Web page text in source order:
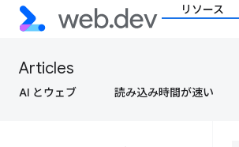
リソース
Articles
AI とウェブ 読み込み時間が速い